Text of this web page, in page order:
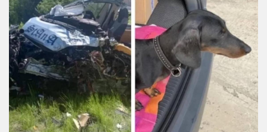
ЭДО, ИТ в
логистике
Дороги,
инфраструктура
Логистика, грузы
Негабаритные и
опасные грузы
Безопасность и